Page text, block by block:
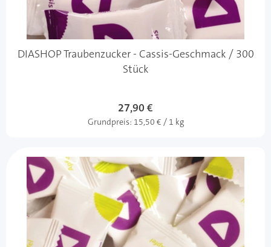
DIASHOP Traubenzucker - Cassis-Geschmack / 300
Stück
27,90 €
Grundpreis: 15,50 € / 1 kg